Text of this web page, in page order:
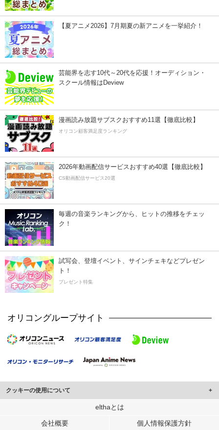
【夏アニメ2026】7月期夏の新アニメを一挙紹介！
芸能界を志す10代～20代を応援！オーディション・
スクール情報はDeview
漫画読み放題サブスクおすすめ11選【徹底比較】
オリコン顧客満足度ランキング
2026年動画配信サービスおすすめ40選【徹底比較】
CS動画配信サービス20選
毎週の音楽ランキングから、ヒットの推移をチェッ
ク！
試写会、登壇イベント、サインチェキなどプレゼン
ト！
プレゼント特集
オリコングループサイト
クッキーの使用について
このサイトでは Cookie を使用して、ユーザーに合わせたコンテンツや広告の
行っています。
elthaとは
会社概要 個人情報保護方針